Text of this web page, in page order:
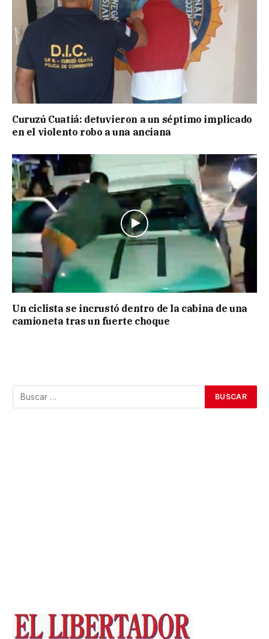
Curuzú Cuatiá: detuvieron a un séptimo implicado
en el violento robo a una anciana
Un ciclista se incrustó dentro de la cabina de una
camioneta tras un fuerte choque